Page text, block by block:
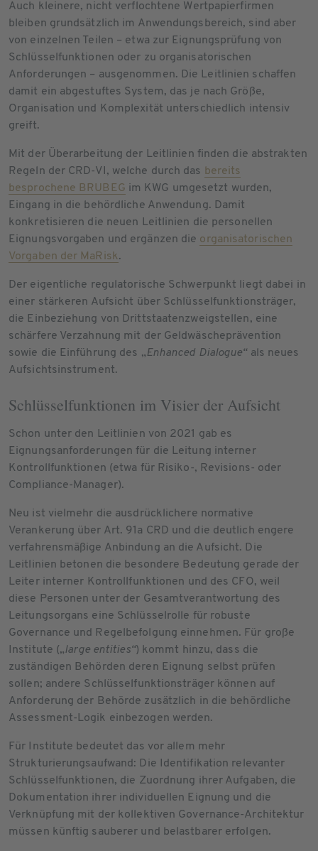
Auch kleinere, nicht verflochtene Wertpapierfirmen
bleiben grundsätzlich im Anwendungsbereich, sind aber
von einzelnen Teilen – etwa zur Eignungsprüfung von
Schlüsselfunktionen oder zu organisatorischen
Anforderungen – ausgenommen. Die Leitlinien schaffen
damit ein abgestuftes System, das je nach Größe,
Organisation und Komplexität unterschiedlich intensiv
greift.
Mit der Überarbeitung der Leitlinien finden die abstrakten
Regeln der CRD-VI, welche durch das bereits
besprochene BRUBEG im KWG umgesetzt wurden,
Eingang in die behördliche Anwendung. Damit
konkretisieren die neuen Leitlinien die personellen
Eignungsvorgaben und ergänzen die organisatorischen
Vorgaben der MaRisk.
Der eigentliche regulatorische Schwerpunkt liegt dabei in
einer stärkeren Aufsicht über Schlüsselfunktionsträger,
die Einbeziehung von Drittstaatenzweigstellen, eine
schärfere Verzahnung mit der Geldwäscheprävention
sowie die Einführung des „Enhanced Dialogue“ als neues
Aufsichtsinstrument.
Schlüsselfunktionen im Visier der Aufsicht
Schon unter den Leitlinien von 2021 gab es
Eignungsanforderungen für die Leitung interner
Kontrollfunktionen (etwa für Risiko-, Revisions- oder
Compliance-Manager).
Neu ist vielmehr die ausdrücklichere normative
Verankerung über Art. 91a CRD und die deutlich engere
verfahrensmäßige Anbindung an die Aufsicht. Die
Leitlinien betonen die besondere Bedeutung gerade der
Leiter interner Kontrollfunktionen und des CFO, weil
diese Personen unter der Gesamtverantwortung des
Leitungsorgans eine Schlüsselrolle für robuste
Governance und Regelbefolgung einnehmen. Für große
Institute („large entities“) kommt hinzu, dass die
zuständigen Behörden deren Eignung selbst prüfen
sollen; andere Schlüsselfunktionsträger können auf
Anforderung der Behörde zusätzlich in die behördliche
Assessment-Logik einbezogen werden.
Für Institute bedeutet das vor allem mehr
Strukturierungsaufwand: Die Identifikation relevanter
Schlüsselfunktionen, die Zuordnung ihrer Aufgaben, die
Dokumentation ihrer individuellen Eignung und die
Verknüpfung mit der kollektiven Governance-Architektur
müssen künftig sauberer und belastbarer erfolgen.